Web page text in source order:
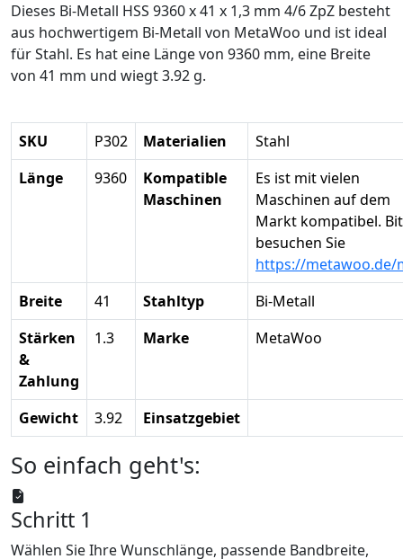
Dieses Bi-Metall HSS 9360 x 41 x 1,3 mm 4/6 ZpZ besteht
aus hochwertigem Bi-Metall von MetaWoo und ist ideal
für Stahl. Es hat eine Länge von 9360 mm, eine Breite
von 41 mm und wiegt 3.92 g.
SKU P302 Materialien
Stahl
Länge
9360
Kompatible
Maschinen
Es ist mit vielen
Maschinen auf dem
Markt kompatibel.
besuchen Sie
https://metawoo.de/
Breite
41 Stahltyp
Bi-Metall
Stärken
&
Zahlung
1.3 Marke MetaWoo
Gewicht 3.92 Einsatzgebiet
So einfach geht's:
Schritt 1
Wählen Sie Ihre Wunschlänge, passende Bandbreite,